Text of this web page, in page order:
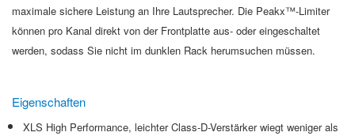
maximale sichere Leistung an Ihre Lautsprecher. Die Peakx™-Limiter
können pro Kanal direkt von der Frontplatte aus- oder eingeschaltet
werden, sodass Sie nicht im dunklen Rack herumsuchen müssen.
Eigenschaften
XLS High Performance, leichter Class-D-Verstärker wiegt weniger als